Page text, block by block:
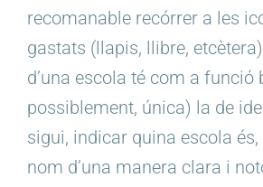
recomanable recórrer a les
gastats (llapis, llibre,
d’una escola té com a
possiblement, única) la de
sigui, indicar quina escola és,
nom d’una manera clara i